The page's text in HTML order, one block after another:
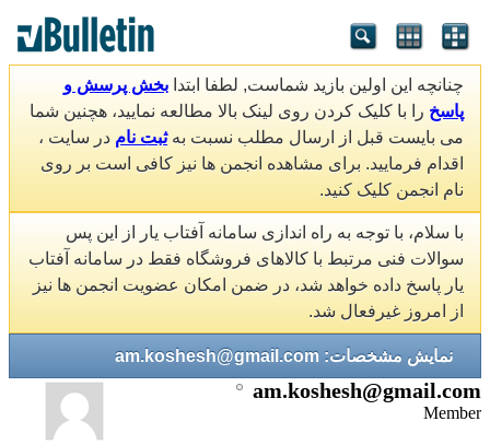
چنانچه این اولین بازید شماست, لطفا ابتدا بخش پرسش و
پاسخ را با کلیک کردن روی لینک بالا مطالعه نمایید، هچنین شما
می بایست قبل از ارسال مطلب نسبت بهثبت نام در سایت ،
اقدام فرمایید. برای مشاهده انجمن ها نیز کافی است بر روی
نام انجمن کلیک کنید.
با سلام، با توجه به راه اندازی سامانه آفتاب یار از این پس
سوالات فنی مرتبط با کالاهای فروشگاه فقط در سامانه آفتاب
یار پاسخ داده خواهد شد، در ضمن امکان عضویت انجمن ها نیز
از امروز غیرفعال شد.
نمایش مشخصات: am.koshesh@gmail.com
am.koshesh@gmail.com
Member